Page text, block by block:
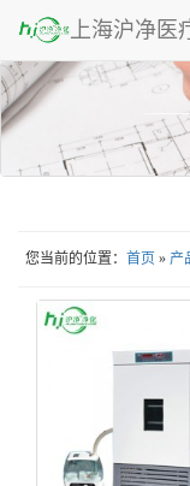
上海沪净医
您当前的位置： 首页 » 产